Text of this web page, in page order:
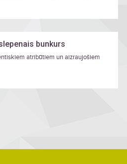
bunkurs
atribūtiem un aizraujošiem